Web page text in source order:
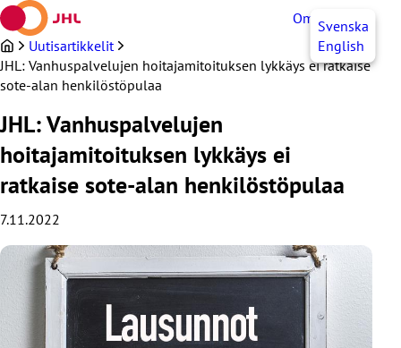
Siirry
sisältöön
OmaJHLSvenska
English
Uutisartikkelit
JHL: Vanhuspalvelujen hoitajamitoituksen lykkäys ei ratkaise
sote-alan henkilöstöpulaa
JHL: Vanhuspalvelujen
hoitajamitoituksen lykkäys ei
ratkaise sote-alan henkilöstöpulaa
7.11.2022